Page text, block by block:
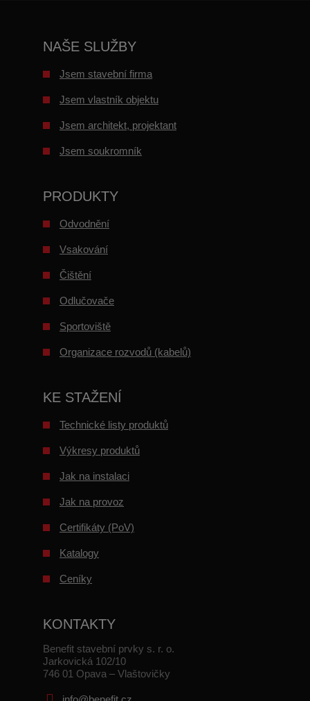
NAŠE SLUŽBY
Jsem stavební firma
Jsem vlastník objektu
Jsem architekt, projektant
Jsem soukromník
PRODUKTY
Odvodnění
Vsakování
Čištění
Odlučovače
Sportoviště
Organizace rozvodů (kabelů)
KE STAŽENÍ
Technické listy produktů
Výkresy produktů
Jak na instalaci
Jak na provoz
Certifikáty (PoV)
Katalogy
Ceníky
KONTAKTY
Benefit stavební prvky s. r. o.
Jarkovická 102/10
746 01 Opava – Vlaštovičky